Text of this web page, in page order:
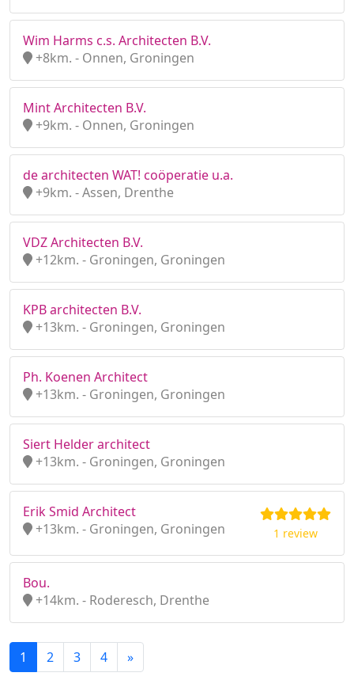
Wim Harms c.s. Architecten B.V.
+8km. - Onnen, Groningen
Mint Architecten B.V.
+9km. - Onnen, Groningen
de architecten WAT! coöperatie u.a.
+9km. - Assen, Drenthe
VDZ Architecten B.V.
+12km. - Groningen, Groningen
KPB architecten B.V.
+13km. - Groningen, Groningen
Ph. Koenen Architect
+13km. - Groningen, Groningen
Siert Helder architect
+13km. - Groningen, Groningen
Erik Smid Architect
+13km. - Groningen, Groningen
1 review
Bou.
+14km. - Roderesch, Drenthe
1 2 3 4 »